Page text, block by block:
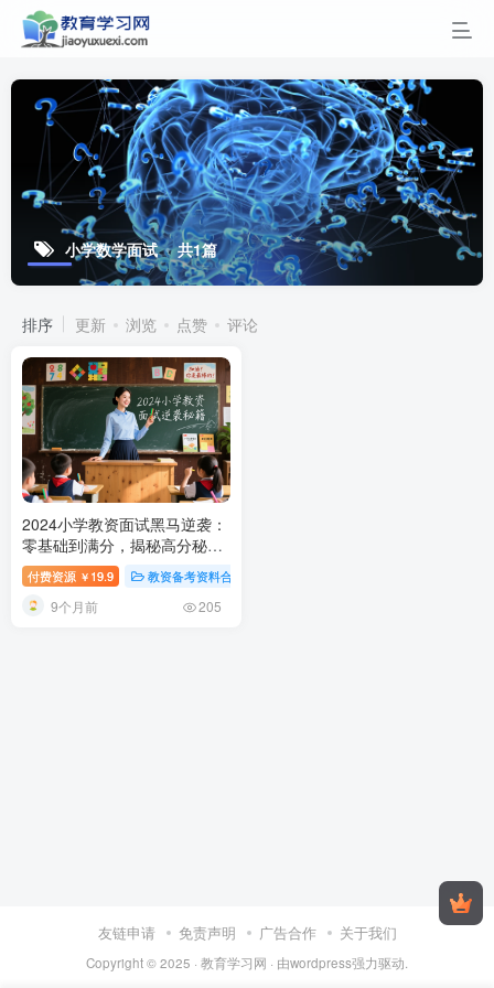
小学数学面试 共1篇
排序 更新 浏览 点赞 评论
2024小学教资面试黑马逆袭：
零基础到满分，揭秘高分秘籍
全攻略！2024小学教师资格证
面试备考指南：结构化+试讲
技巧全解析
付费资源 ￥ 19.9 教资备考资料合集
9个月前 205
友链申请 免责声明 广告合作 关于我们
Copyright © 2025 · 教育学习网 · 由wordpress强力驱动.